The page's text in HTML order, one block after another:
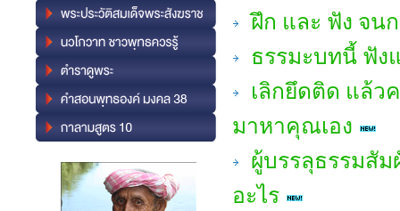
ฝึก และ ฟัง จน
ธรรมะบทนี้ ฟัง
เลิกยึดติด แล้ว
มาหาคุณเอง
ผู้บรรลุธรรมสัม
อะไร